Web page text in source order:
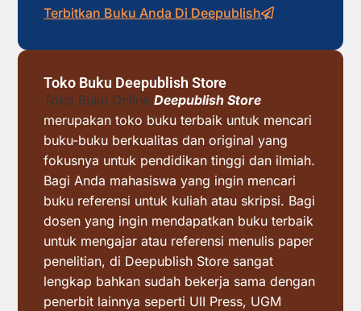
Terbitkan Buku Anda Di Deepublish
Toko Buku Deepublish Store
Toko Buku Online Deepublish Store
merupakan toko buku terbaik untuk mencari
buku-buku berkualitas dan original yang
fokusnya untuk pendidikan tinggi dan ilmiah.
Bagi Anda mahasiswa yang ingin mencari
buku referensi untuk kuliah atau skripsi. Bagi
dosen yang ingin mendapatkan buku terbaik
untuk mengajar atau referensi menulis paper
penelitian, di Deepublish Store sangat
lengkap bahkan sudah bekerja sama dengan
penerbit lainnya seperti UII Press, UGM